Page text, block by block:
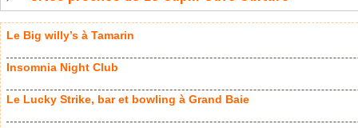
Le Big willy’s à Tamarin
Insomnia Night Club
Le Lucky Strike, bar et bowling à Grand Baie